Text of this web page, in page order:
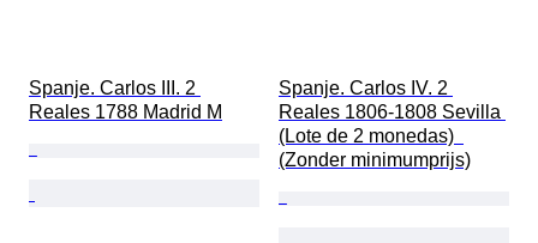
Spanje. Carlos III. 2
Reales 1788 Madrid M
Spanje. Carlos IV. 2
Reales 1806-1808 Sevilla
(Lote de 2 monedas)
(Zonder minimumprijs)